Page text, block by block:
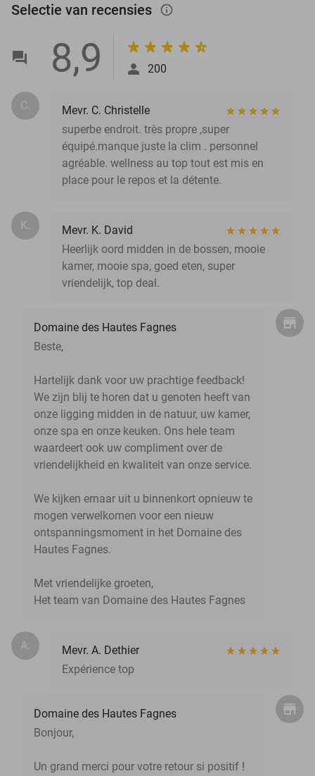
Selectie van recensies info_outlined
8,9 200
C.
Mevr. C. Christelle
superbe endroit. très propre ,super
équipé.manque juste la clim . personnel
agréable. wellness au top tout est mis en
place pour le repos et la détente.
K.
Mevr. K. David
Heerlijk oord midden in de bossen, mooie
kamer, mooie spa, goed eten, super
vriendelijk, top deal.
Domaine des Hautes Fagnes
Beste,
Hartelijk dank voor uw prachtige feedback!
We zijn blij te horen dat u genoten heeft van
onze ligging midden in de natuur, uw kamer,
onze spa en onze keuken. Ons hele team
waardeert ook uw compliment over de
vriendelijkheid en kwaliteit van onze service.
We kijken ernaar uit u binnenkort opnieuw te
mogen verwelkomen voor een nieuw
ontspanningsmoment in het Domaine des
Hautes Fagnes.
Met vriendelijke groeten,
Het team van Domaine des Hautes Fagnes
A.
Mevr. A. Dethier
Expérience top
Domaine des Hautes Fagnes
Bonjour,
Un grand merci pour votre retour si positif !